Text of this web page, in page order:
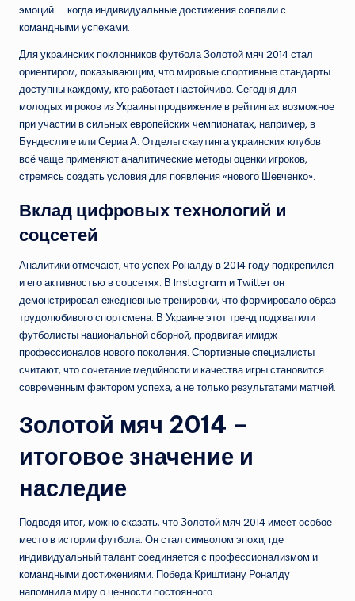
эмоций — когда индивидуальные достижения совпали с
командными успехами.
Для украинских поклонников футбола Золотой мяч 2014 стал
ориентиром, показывающим, что мировые спортивные стандарты
доступны каждому, кто работает настойчиво. Сегодня для
молодых игроков из Украины продвижение в рейтингах возможное
при участии в сильных европейских чемпионатах, например, в
Бундеслиге или Сериа А. Отделы скаутинга украинских клубов
всё чаще применяют аналитические методы оценки игроков,
стремясь создать условия для появления «нового Шевченко».
Вклад цифровых технологий и
соцсетей
Аналитики отмечают, что успех Роналду в 2014 году подкрепился
и его активностью в соцсетях. В Instagram и Twitter он
демонстрировал ежедневные тренировки, что формировало образ
трудолюбивого спортсмена. В Украине этот тренд подхватили
футболисты национальной сборной, продвигая имидж
профессионалов нового поколения. Спортивные специалисты
считают, что сочетание медийности и качества игры становится
современным фактором успеха, а не только результатами матчей.
Золотой мяч 2014 –
итоговое значение и
наследие
Подводя итог, можно сказать, что Золотой мяч 2014 имеет особое
место в истории футбола. Он стал символом эпохи, где
индивидуальный талант соединяется с профессионализмом и
командными достижениями. Победа Криштиану Роналду
напомнила миру о ценности постоянного